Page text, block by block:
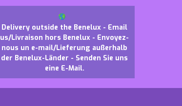
Delivery outside the Benelux - Email
us/Livraison hors Benelux - Envoyez-
nous un e-mail/Lieferung außerhalb
der Benelux-Länder - Senden Sie uns
eine E-Mail.